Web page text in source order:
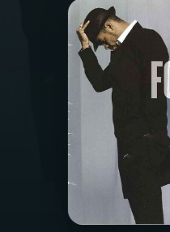
PROGRAMAÇÃO
PROGRAMAS
PODCASTS
VIDEOCASTS
ÚLTIMAS